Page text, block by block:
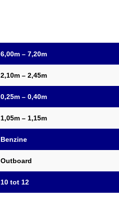
6,00m – 7,20m
2,10m – 2,45m
0,25m – 0,40m
1,05m – 1,15m
Benzine
Outboard
10 tot 12